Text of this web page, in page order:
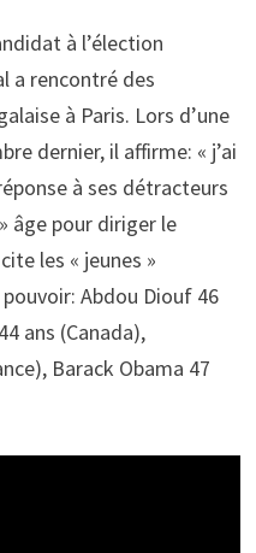
à l’élection
a rencontré des
à Paris. Lors d’une
dernier, il affirme: « j’ai
à ses détracteurs
âge pour diriger le
les « jeunes »
Abdou Diouf 46
ans (Canada),
Barack Obama 47